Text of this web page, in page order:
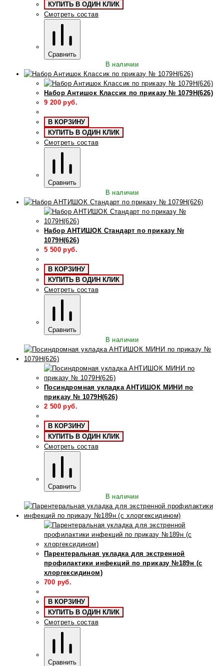
КУПИТЬ В ОДИН КЛИК
Смотреть состав
Сравнить
В наличии
Набор Антишок Классик по приказу № 1079Н(626)
9 200 руб.
В КОРЗИНУ
КУПИТЬ В ОДИН КЛИК
Смотреть состав
Сравнить
В наличии
Набор АНТИШОК Стандарт по приказу №
1079Н(626)
5 500 руб.
В КОРЗИНУ
КУПИТЬ В ОДИН КЛИК
Смотреть состав
Сравнить
В наличии
Посиндромная укладка АНТИШОК МИНИ по
приказу № 1079Н(626)
2 500 руб.
В КОРЗИНУ
КУПИТЬ В ОДИН КЛИК
Смотреть состав
Сравнить
В наличии
Парентеральная укладка для экстренной
профилактики инфекций по приказу №189н (с
хлоргексидином)
700 руб.
В КОРЗИНУ
КУПИТЬ В ОДИН КЛИК
Смотреть состав
Сравнить